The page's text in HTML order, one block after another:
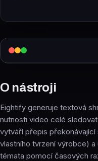
O nástroji
Eightify generuje textová
nutnosti video celé
vytváří přepis překonávající
vlastního tvrzení výrobce)
témata pomocí časových